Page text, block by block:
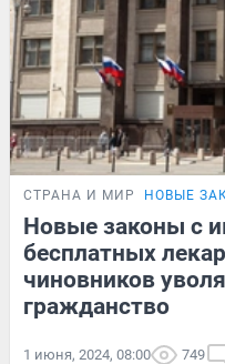
СТРАНА И МИР НОВЫЕ
Новые законы с
бесплатных
чиновников
гражданство
1 июня, 2024, 08:00 749